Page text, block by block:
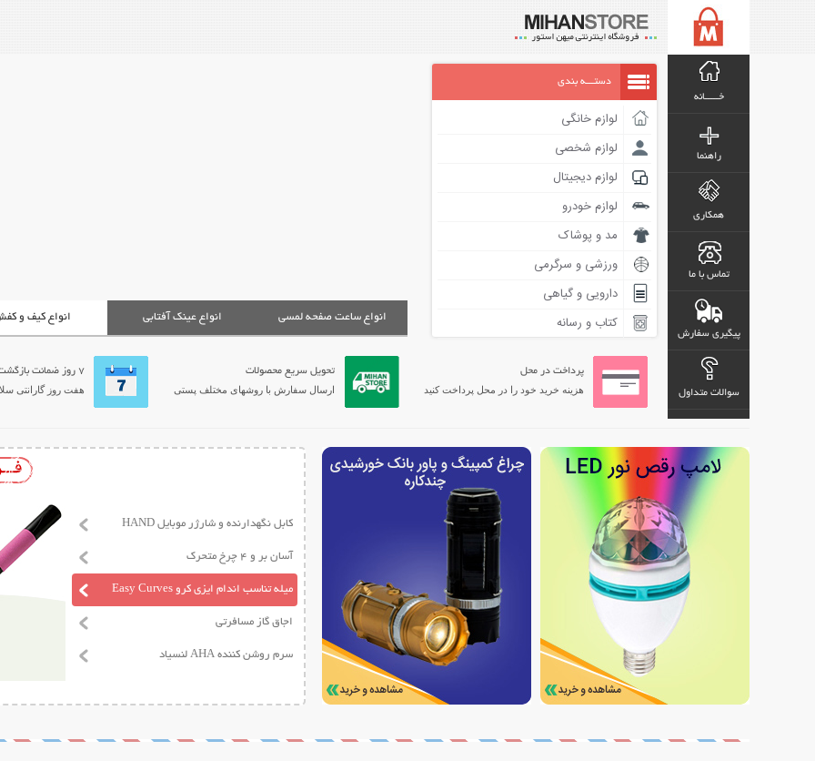
خـــــانه
راهنما
همکاری
تماس با ما
پیگیری سفارش
سوالات متداول
دستـــه بندی
لوازم خانگی
لوازم شخصی
لوازم دیجیتال
لوازم خودرو
مد و پوشاک
ورزشی و سرگرمی
دارویی و گیاهی
کتاب و رسانه
انواع ساعت صفحه لمسی انواع عینک آفتابی انواع کیف و
پرداخت در محل
هزینه خرید خود را در محل پرداخت کنید
تحویل سریع محصولات
ارسال سفارش با روشهای مختلف پستی
7 روز ضمانت بازگشت
هفت روز گارانتی
کابل نگهدارنده و شارژر موبایل HAND
آسان بر و 4 چرخ متحرک
میله تناسب اندام ایزی کرو Easy Curves
اجاق گاز مسافرتی
سرم روشن کننده AHA لنسیاد